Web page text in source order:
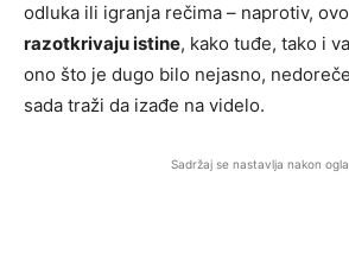
odluka ili igranja rečima – naprotiv,
razotkrivaju istine, kako tuđe, tako i
ono što je dugo bilo nejasno,
sada traži da izađe na videlo.
Sadržaj se nastavlja nakon